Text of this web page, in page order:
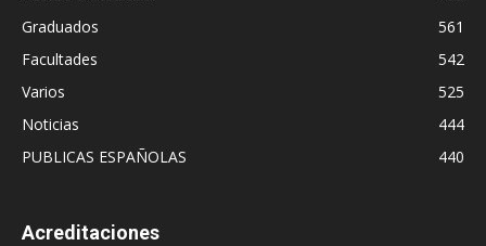
Graduados
561
Facultades
542
Varios
525
Noticias
444
PUBLICAS ESPAÑOLAS
440
Acreditaciones